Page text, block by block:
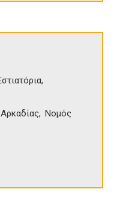
Νομός